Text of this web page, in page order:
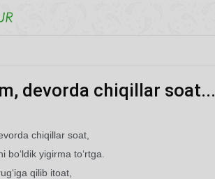
devorda chiqillar soat...
chiqillar soat,
bo‘ldik yigirma to‘rtga.
qilib itoat,